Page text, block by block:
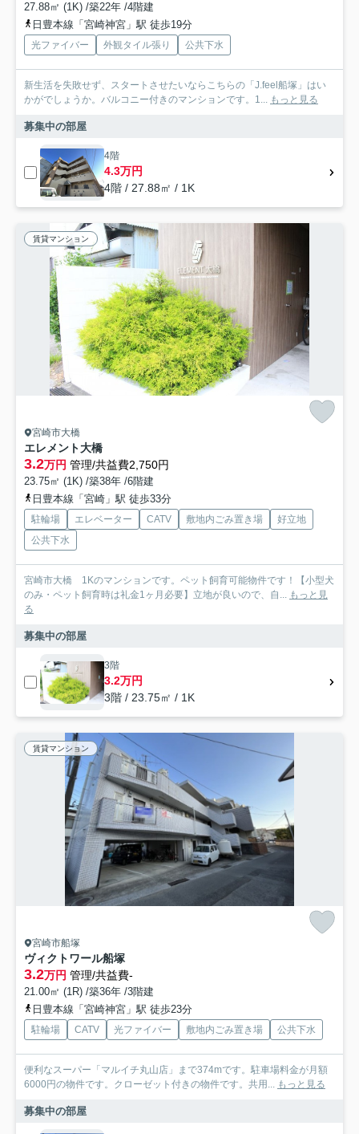
27.88㎡ (1K) /築22年 /4階建
日豊本線「宮崎神宮」駅 徒歩19分
光ファイバー 外観タイル張り 公共下水
新生活を失敗せず、スタートさせたいならこちらの「J.feel船塚」はい
かがでしょうか。バルコニー付きのマンションです。1... もっと見る
募集中の部屋
4階
4.3万円
4階 / 27.88㎡ / 1K
賃貸マンション
宮崎市大橋
エレメント大橋
3.2万円 管理/共益費2,750円
23.75㎡ (1K) /築38年 /6階建
日豊本線「宮崎」駅 徒歩33分
駐輪場 エレベーター CATV 敷地内ごみ置き場
好立地
公共下水
宮崎市大橋 1Kのマンションです。ペット飼育可能物件です！【小型犬
のみ・ペット飼育時は礼金1ヶ月必要】立地が良いので、自... もっと見
る
募集中の部屋
3階
3.2万円
3階 / 23.75㎡ / 1K
賃貸マンション
宮崎市船塚
ヴィクトワール船塚
3.2万円 管理/共益費-
21.00㎡ (1R) /築36年 /3階建
日豊本線「宮崎神宮」駅 徒歩23分
駐輪場 CATV 光ファイバー 敷地内ごみ置き場 公共下水
便利なスーパー「マルイチ丸山店」まで374mです。駐車場料金が月額
6000円の物件です。クローゼット付きの物件です。共用...
もっと見る
募集中の部屋